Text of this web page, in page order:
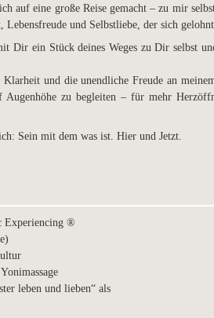
auf eine große Reise gemacht – zu mir
und Selbstliebe, der sich
Dir ein Stück deines Weges zu Dir selbst
Klarheit und die unendliche Freude an
Augenhöhe zu begleiten – für mehr
Sein mit dem was ist. Hier und Jetzt.
Experiencing ®
leben und lieben“ als